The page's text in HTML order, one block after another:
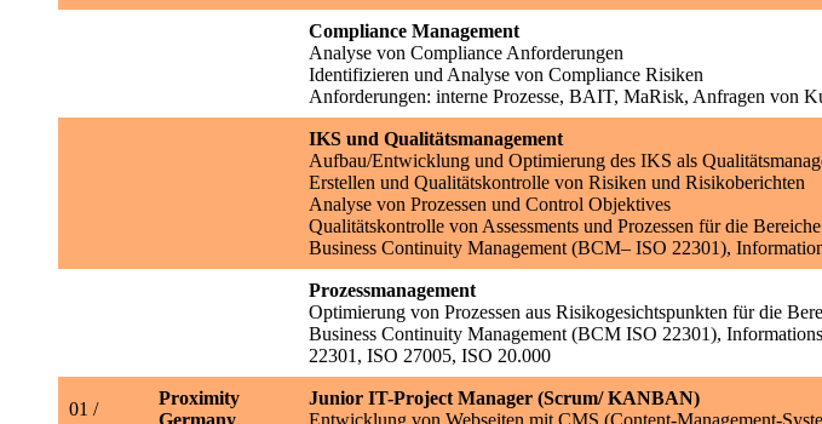
Compliance Management
Analyse von Compliance Anforderungen
Identifizieren und Analyse von Compliance Risiken
Anforderungen: interne Prozesse, BAIT, MaRisk, Anfragen von
IKS und Qualitätsmanagement
Aufbau/Entwicklung und Optimierung des IKS als
Erstellen und Qualitätskontrolle von Risiken und Risikoberichten
Analyse von Prozessen und Control Objektives
Qualitätskontrolle von Assessments und Prozessen für die
Business Continuity Management (BCM– ISO 22301),
Prozessmanagement
Optimierung von Prozessen aus Risikogesichtspunkten für die
Business Continuity Management (BCM ISO 22301),
22301, ISO 27005, ISO 20.000
01 /
Proximity
Germany
Junior IT-Project Manager (Scrum/ KANBAN)
Entwicklung von Webseiten mit CMS (Content-Management-